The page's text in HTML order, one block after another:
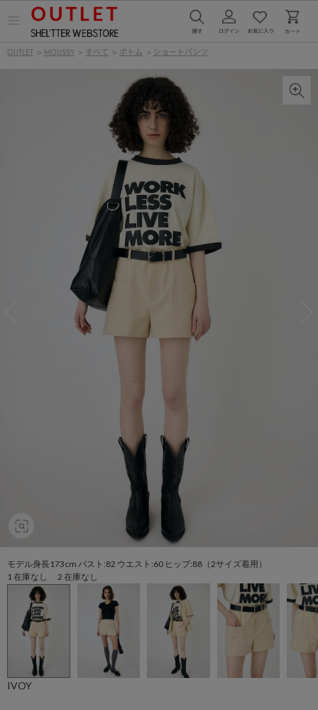
ー
OUTLET > MOUSSY > すべて > ボトム > ショートパンツ
モデル身長173cm バスト:82 ウエスト:60 ヒップ:88（2サイズ着用）
1 在庫なし 2 在庫なし
IVOY